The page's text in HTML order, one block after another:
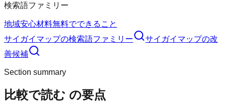
検索語ファミリー
地域安心材料無料でできること
サイガイマップの検索語ファミリー サイガイマップの改
善候補
Section summary
比較で読む の要点